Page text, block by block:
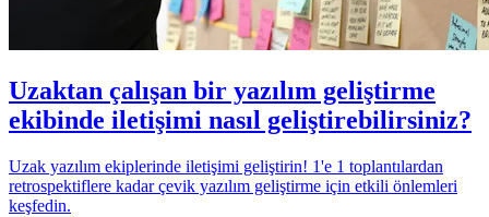
Uzaktan çalışan bir yazılım geliştirme
ekibinde iletişimi nasıl geliştirebilirsiniz?
Uzak yazılım ekiplerinde iletişimi geliştirin! 1'e 1 toplantılardan
retrospektiflere kadar çevik yazılım geliştirme için etkili önlemleri
keşfedin.